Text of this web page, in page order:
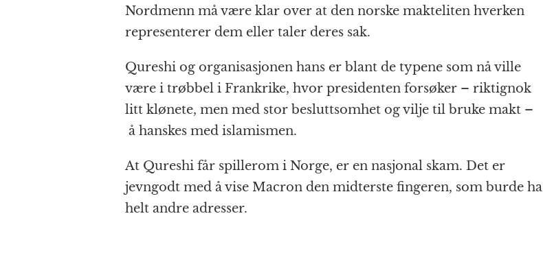
Nordmenn må være klar over at den norske makteliten hverken
representerer dem eller taler deres sak.
Qureshi og organisasjonen hans er blant de typene som nå ville
være i trøbbel i Frankrike, hvor presidenten forsøker – riktignok
litt klønete, men med stor besluttsomhet og vilje til bruke makt –
å hanskes med islamismen.
At Qureshi får spillerom i Norge, er en nasjonal skam. Det er
jevngodt med å vise Macron den midterste fingeren, som burde ha
helt andre adresser.